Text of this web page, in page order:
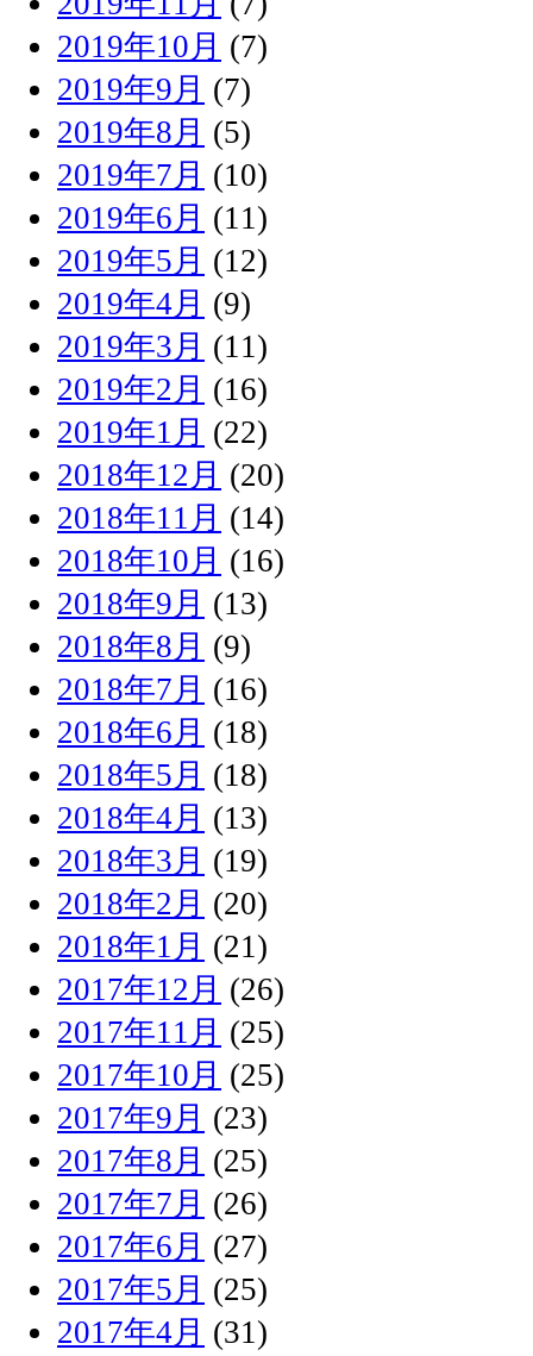
2019年10月 (7)
2019年9月 (7)
2019年8月 (5)
2019年7月 (10)
2019年6月 (11)
2019年5月 (12)
2019年4月 (9)
2019年3月 (11)
2019年2月 (16)
2019年1月 (22)
2018年12月 (20)
2018年11月 (14)
2018年10月 (16)
2018年9月 (13)
2018年8月 (9)
2018年7月 (16)
2018年6月 (18)
2018年5月 (18)
2018年4月 (13)
2018年3月 (19)
2018年2月 (20)
2018年1月 (21)
2017年12月 (26)
2017年11月 (25)
2017年10月 (25)
2017年9月 (23)
2017年8月 (25)
2017年7月 (26)
2017年6月 (27)
2017年5月 (25)
2017年4月 (31)